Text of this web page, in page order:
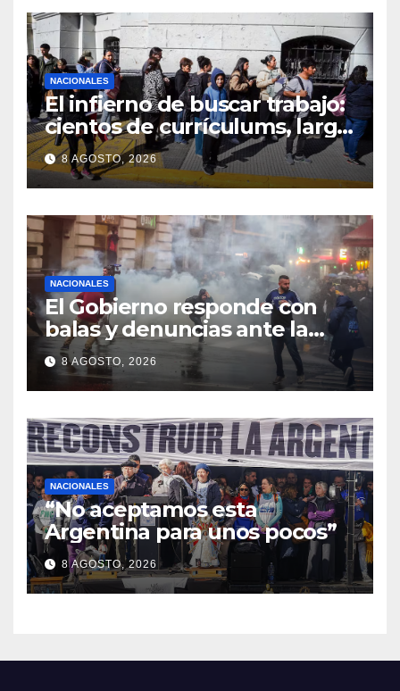
NACIONALES
El infierno de buscar trabajo:
cientos de currículums, larga
espera y menos puestos
registrados
8 AGOSTO, 2026
NACIONALES
El Gobierno responde con
balas y denuncias ante la
protesta
8 AGOSTO, 2026
NACIONALES
“No aceptamos esta
Argentina para unos pocos”
8 AGOSTO, 2026